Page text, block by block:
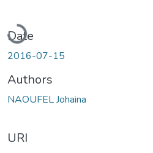
Loading...
Date
2016-07-15
Authors
NAOUFEL Johaina
URI